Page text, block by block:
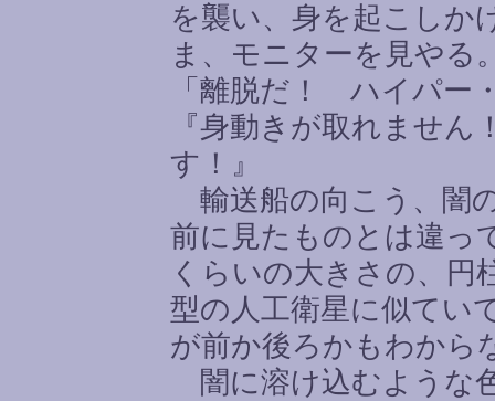
を襲い、身を起こしか
ま、モニターを見やる
「離脱だ！ ハイパー
『身動きが取れませ
す！』
輸送船の向こう、闇
前に見たものとは違っ
くらいの大きさの、円
型の人工衛星に似てい
が前か後ろかもわから
闇に溶け込むような